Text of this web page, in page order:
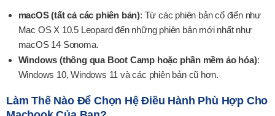
macOS (tất cả các phiên bản): Từ các phiên bản cổ điển như
Mac OS X 10.5 Leopard đến những phiên bản mới nhất như
macOS 14 Sonoma.
Windows (thông qua Boot Camp hoặc phần mềm ảo hóa):
Windows 10, Windows 11 và các phiên bản cũ hơn.
Làm Thế Nào Để Chọn Hệ Điều Hành Phù Hợp Cho